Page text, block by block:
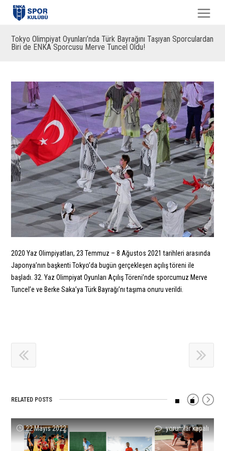
Tokyo Olimpiyat Oyunları’nda Türk Bayrağını Taşıyan Sporculardan
Biri de ENKA Sporcusu Merve Tuncel Oldu!
2020 Yaz Olimpiyatları, 23 Temmuz – 8 Ağustos 2021 tarihleri arasında
Japonya’nın başkenti Tokyo’da bugün gerçekleşen açılış töreni ile
başladı. 32. Yaz Olimpiyat Oyunları Açılış Töreni’nde sporcumuz Merve
Tuncel’e ve Berke Saka’ya Türk Bayrağı’nı taşıma onuru verildi.
RELATED POSTS
22 Mayıs 2022
Yaz
Spor
yorumlar kapalı
Mikdat
Sevler’den
yorumlar kapalı
Emin
Öncel’den
yorumlar kapalı
Şarık
Tara’yı,
yorumlar kapalı
2016
YILI
yorumlar kapalı
Batuhan
Altıntaş’dan
yorumlar kapalı